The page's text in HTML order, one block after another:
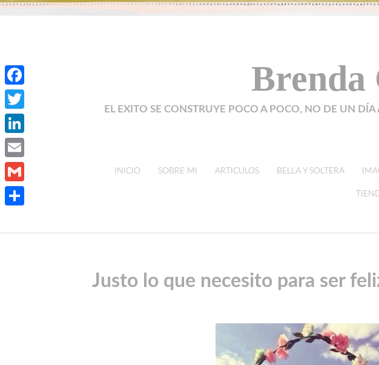
Brenda
EL EXITO SE CONSTRUYE POCO A POCO, NO DE UN
skip to content
INICIO SOBRE MI ARTICULOS BELLA Y SOLTERA
Justo lo que necesito para ser
Facebook
Twitter
LinkedIn
Email
Gmail